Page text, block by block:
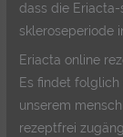
dass die
skleroseperiode
Eriacta online
Es findet
unserem
rezeptfrei